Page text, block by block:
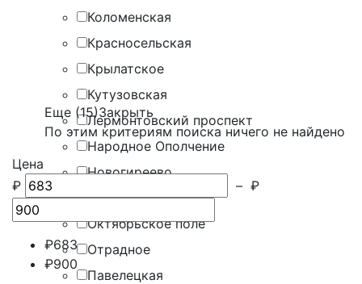
Коломенская
Красносельская
Крылатское
Кутузовская
Лермонтовский проспект
Народное Ополчение
Новогиреево
Новокосино
Октябрьское поле
Отрадное
Павелецкая
Еще (15)Закрыть
По этим критериям поиска ничего не найдено
Цена
₽
– ₽
₽683
₽900